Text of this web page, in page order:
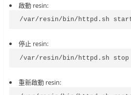
啟動 resin:
/var/resin/bin/httpd.sh
停止 resin:
/var/resin/bin/httpd.sh stop
重新啟動 resin: